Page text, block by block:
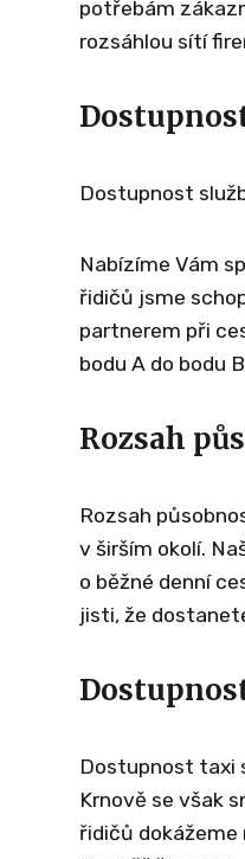
potřebám
rozsáhlou sítí
Dostupnost
Nabízíme Vám
řidičů jsme
partnerem při
bodu A do bodu
Rozsah
Rozsah
v širším okolí.
o běžné denní
jisti, že
Dostupnost taxi
Krnově se však
řidičů